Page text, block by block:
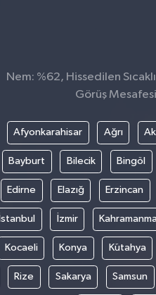
Nem: %62, Hissedilen
Görüş
Afyonkarahisar Ağrı
Bayburt Bilecik Bingöl
Edirne Elazığ Erzincan
İstanbul İzmir
Kocaeli Konya Kütahya
Rize Sakarya Samsun